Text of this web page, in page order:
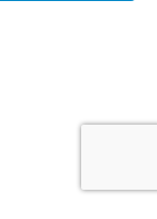
，同時也在持續
很聰明，而且很
預期」。